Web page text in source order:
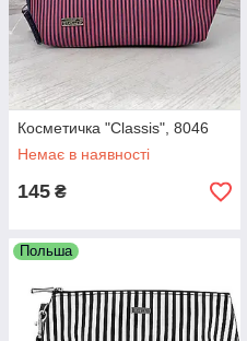
Косметичка "Classis", 8046
Немає в наявності
145 ₴
Польша